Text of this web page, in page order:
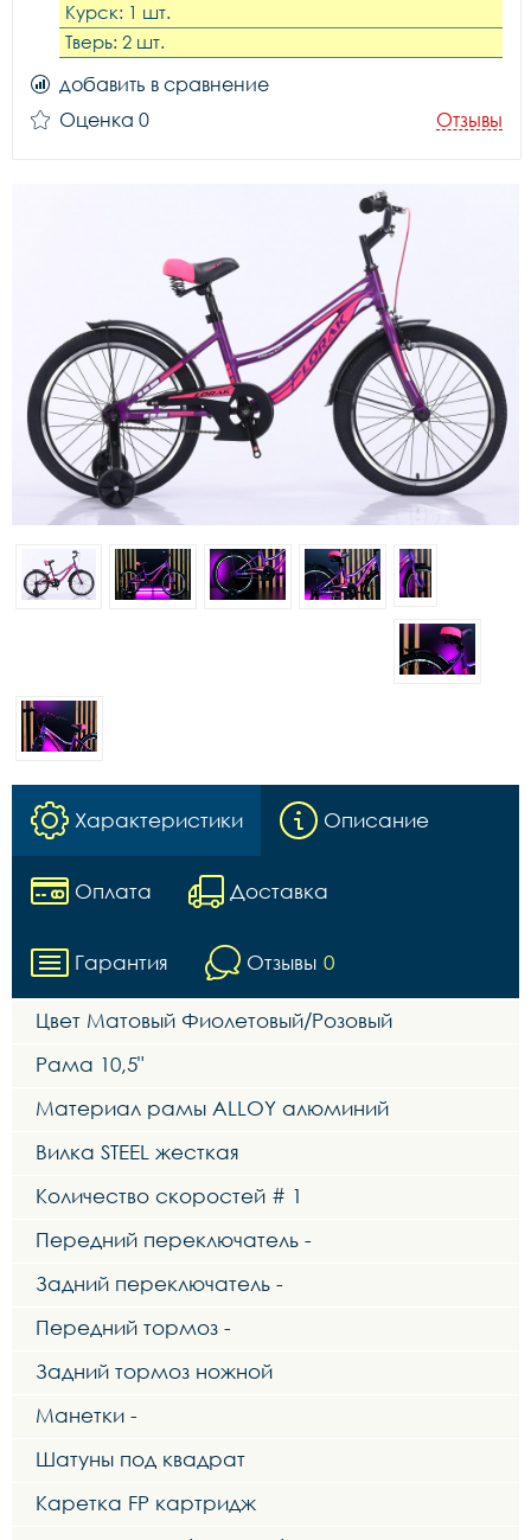
Курск: 1 шт.
Тверь: 2 шт.
добавить в сравнение
Оценка 0
Отзывы
Характеристики Описание
Оплата Доставка
Гарантия Отзывы 0
Цвет Матовый Фиолетовый/Розовый
Рама 10,5"
Материал рамы ALLOY алюминий
Вилка STEEL жесткая
Количество скоростей # 1
Передний переключатель -
Задний переключатель -
Передний тормоз -
Задний тормоз ножной
Манетки -
Шатуны под квадрат
Каретка FP картридж